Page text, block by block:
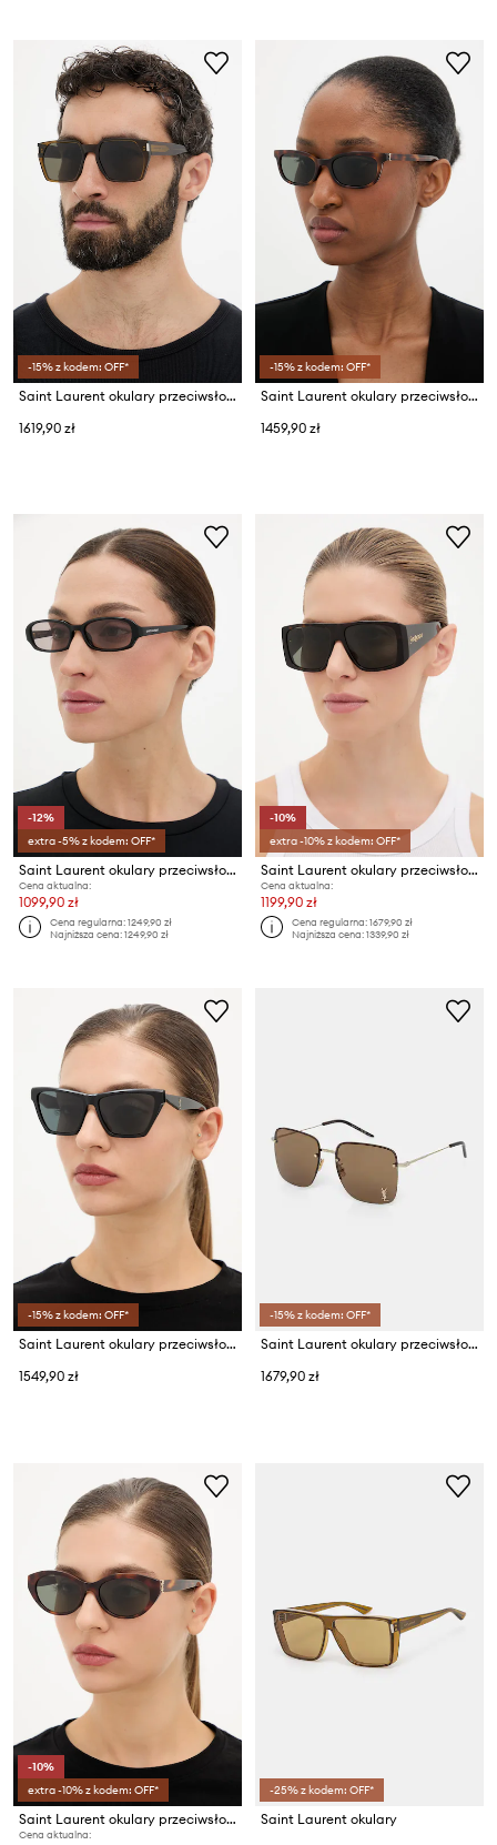
-15% z kodem: OFF*
Saint Laurent okulary przeciwsłoneczne kwadratowe męskie
1619,90 zł
-15% z kodem: OFF*
Saint Laurent okulary przeciwsłoneczne damskie
1459,90 zł
-12%
extra -5% z kodem: OFF*
Saint Laurent okulary przeciwsłoneczne damskie
Cena aktualna:
1099,90 zł
Cena regularna:1249,90 zł
Najniższa cena:1249,90 zł
-10%
extra -10% z kodem: OFF*
Saint Laurent okulary przeciwsłoneczne
Cena aktualna:
1199,90 zł
Cena regularna:1679,90 zł
Najniższa cena:1339,90 zł
-15% z kodem: OFF*
Saint Laurent okulary przeciwsłoneczne
1549,90 zł
-15% z kodem: OFF*
Saint Laurent okulary przeciwsłoneczne
1679,90 zł
-10%
extra -10% z kodem: OFF*
Saint Laurent okulary przeciwsłoneczne
Cena aktualna:
-25% z kodem: OFF*
Saint Laurent okulary